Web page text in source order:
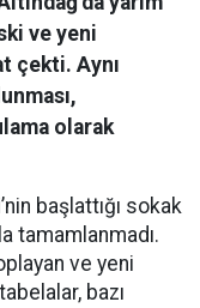
ve yeni
çekti. Aynı
olarak
başlattığı sokak
tamamlanmadı.
ve yeni
bazı